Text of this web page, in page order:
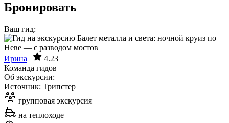
Бронировать
Ваш гид:
Ирина |
4.23
Команда гидов
Об экскурсии:
Источник: Трипстер
групповая экскурсия
на теплоходе